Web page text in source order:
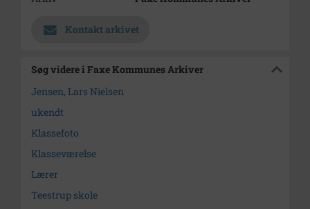
Kontakt arkivet
Søg videre i Faxe Kommunes Arkiver
Jensen, Lars Nielsen
ukendt
Klassefoto
Klasseværelse
Lærer
Teestrup skole